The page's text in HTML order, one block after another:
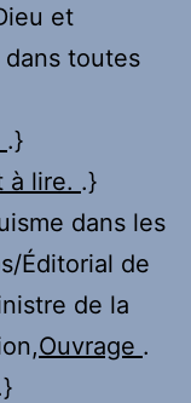
et
toutes
.}
à lire. .}
dans les
Éditorial de
de la
Ouvrage .